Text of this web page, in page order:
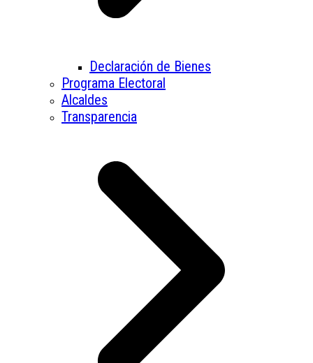
Declaración de Bienes
Programa Electoral
Alcaldes
Transparencia